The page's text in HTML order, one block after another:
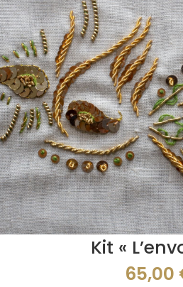
Kit «
65,00